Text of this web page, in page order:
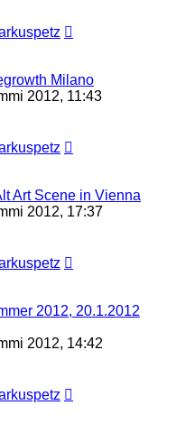
Milano
2012, 11:43
Art Scene in Vienna
2012, 17:37
2012, 20.1.2012
2012, 14:42